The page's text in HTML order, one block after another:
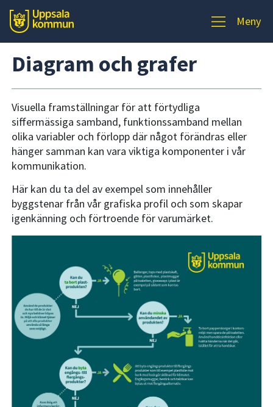
Meny
Diagram och grafer
Visuella framställningar för att förtydliga
siffermässiga samband, funktionssamband mellan
olika variabler och förlopp där något förändras eller
hänger samman kan vara viktiga komponenter i vår
kommunikation.
Här kan du ta del av exempel som innehåller
byggstenar från vår grafiska profil och som skapar
igenkänning och förtroende för varumärket.